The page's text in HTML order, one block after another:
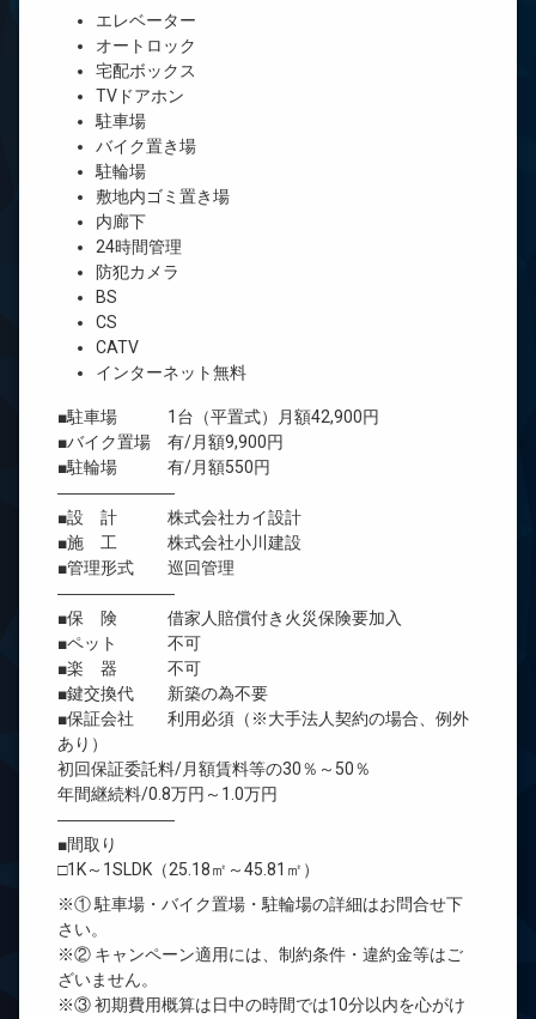
エレベーター
オートロック
宅配ボックス
TVドアホン
駐車場
バイク置き場
駐輪場
敷地内ゴミ置き場
内廊下
24時間管理
防犯カメラ
BS
CS
CATV
インターネット無料
■駐車場 1台（平置式）月額42,900円
■バイク置場 有/月額9,900円
■駐輪場 有/月額550円
―――――――
■設 計 株式会社カイ設計
■施 工 株式会社小川建設
■管理形式 巡回管理
―――――――
■保 険 借家人賠償付き火災保険要加入
■ペット 不可
■楽 器 不可
■鍵交換代 新築の為不要
■保証会社 利用必須（※大手法人契約の場合、例外
あり）
初回保証委託料/月額賃料等の30％～50％
年間継続料/0.8万円～1.0万円
―――――――
■間取り
□1K～1SLDK（25.18㎡～45.81㎡）
※① 駐車場・バイク置場・駐輪場の詳細はお問合せ下
さい。
※② キャンペーン適用には、制約条件・違約金等はご
ざいません。
※③ 初期費用概算は日中の時間では10分以内を心がけ